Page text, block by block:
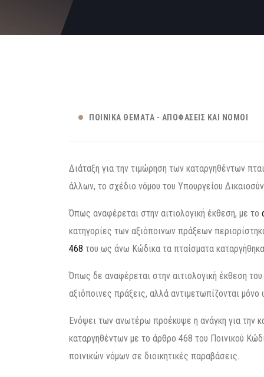
ΠΟΙΝΙΚΆ ΘΈΜΑΤΑ - ΑΠΟΦΆΣΕΙΣ ΚΑΙ ΝΌΜΟΙ
Διάταξη για την τιμώρηση των καταργηθέντων
άλλων, το σχέδιο νόμου του Υπουργείου
Όπως αναφέρεται στην αιτιολογική έκθεση, με το
κατηγορίες των αξιόποινων πράξεων
468 του ως άνω Κώδικα τα πταίσματα
Όπως δε αναφέρεται στην αιτιολογική έκθεση
αξιόποινες πράξεις, αλλά αντιμετωπίζονται
Ενόψει των ανωτέρω προέκυψε η ανάγκη για την
καταργηθέντων με το άρθρο 468 του Ποινικού
ποινικών νόμων σε διοικητικές παραβάσεις.